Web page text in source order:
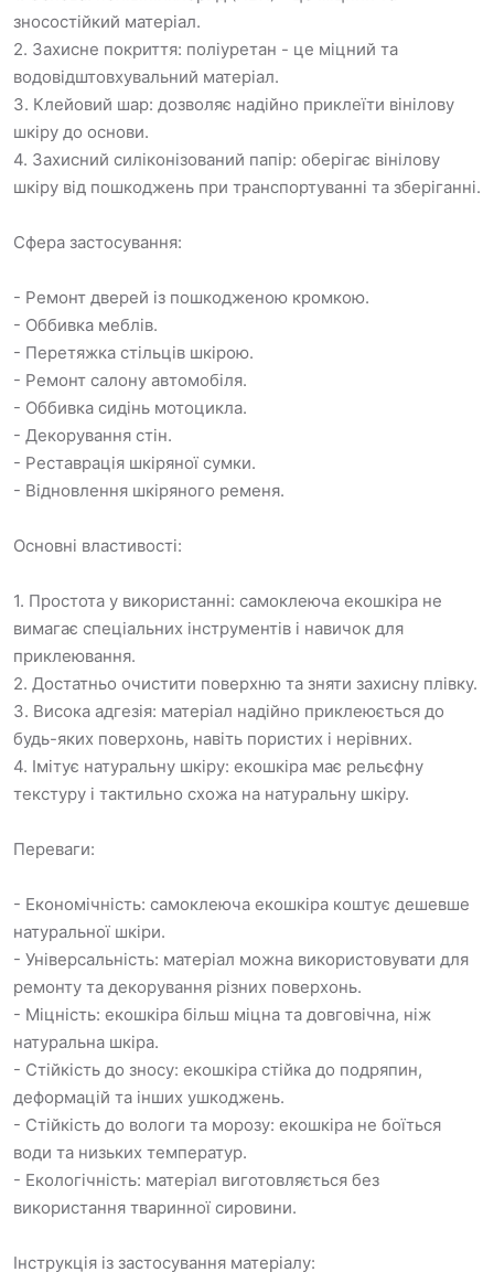
зносостійкий матеріал.
2. Захисне покриття: поліуретан - це міцний та
водовідштовхувальний матеріал.
3. Клейовий шар: дозволяє надійно приклеїти вінілову
шкіру до основи.
4. Захисний силіконізований папір: оберігає вінілову
шкіру від пошкоджень при транспортуванні та зберіганні.
Сфера застосування:
- Ремонт дверей із пошкодженою кромкою.
- Оббивка меблів.
- Перетяжка стільців шкірою.
- Ремонт салону автомобіля.
- Оббивка сидінь мотоцикла.
- Декорування стін.
- Реставрація шкіряної сумки.
- Відновлення шкіряного ременя.
Основні властивості:
1. Простота у використанні: самоклеюча екошкіра не
вимагає спеціальних інструментів і навичок для
приклеювання.
2. Достатньо очистити поверхню та зняти захисну плівку.
3. Висока адгезія: матеріал надійно приклеюється до
будь-яких поверхонь, навіть пористих і нерівних.
4. Імітує натуральну шкіру: екошкіра має рельєфну
текстуру і тактильно схожа на натуральну шкіру.
Переваги:
- Економічність: самоклеюча екошкіра коштує дешевше
натуральної шкіри.
- Універсальність: матеріал можна використовувати для
ремонту та декорування різних поверхонь.
- Міцність: екошкіра більш міцна та довговічна, ніж
натуральна шкіра.
- Стійкість до зносу: екошкіра стійка до подряпин,
деформацій та інших ушкоджень.
- Стійкість до вологи та морозу: екошкіра не боїться
води та низьких температур.
- Екологічність: матеріал виготовляється без
використання тваринної сировини.
Інструкція із застосування матеріалу: